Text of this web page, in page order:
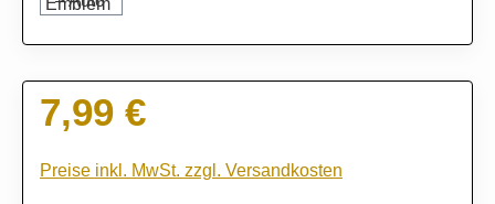
Regulärer Preis:
7,99 €
Preise inkl. MwSt. zzgl. Versandkosten